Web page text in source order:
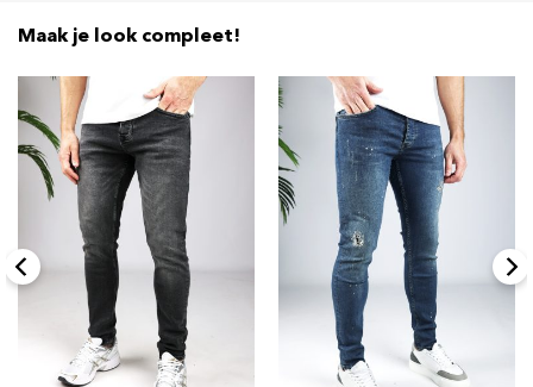
Maak je look compleet!